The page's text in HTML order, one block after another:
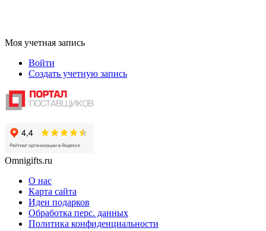
Моя учетная запись
Войти
Создать учетную запись
Omnigifts.ru
О нас
Карта сайта
Идеи подарков
Обработка перс. данных
Политика конфиденциальности